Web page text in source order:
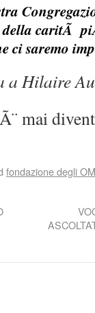
caritÃ
ci saremo
a Hilaire
mai
fondazione degli